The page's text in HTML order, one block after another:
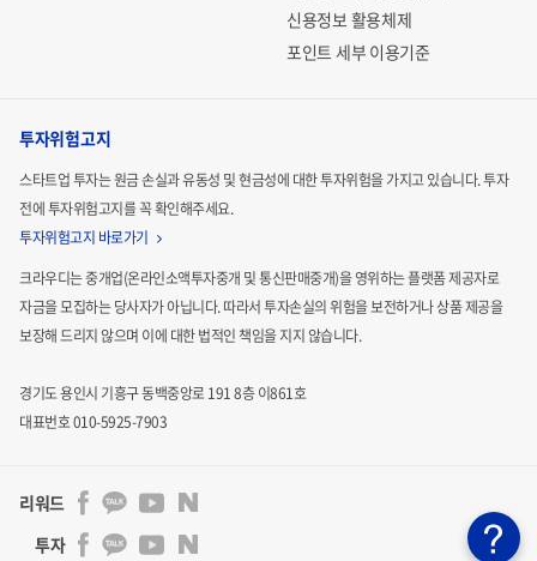
신용정보 활용체제
포인트 세부 이용기준
투자위험고지
스타트업 투자는 원금 손실과 유동성 및 현금성에 대한 투자위험을 가지고 있습니다.투자
전에 투자위험고지를 꼭 확인해주세요.
투자위험고지 바로가기
크라우디는 중개업(온라인소액투자중개 및 통신판매중개)을 영위하는 플랫폼 제공자로
자금을 모집하는당사자가 아닙니다. 따라서 투자손실의 위험을 보전하거나 상품 제공을
보장해 드리지 않으며 이에 대한 법적인 책임을 지지 않습니다.
경기도 용인시 기흥구 동백중앙로 191 8층 이861호
대표번호 010-5925-7903
리워드
투자